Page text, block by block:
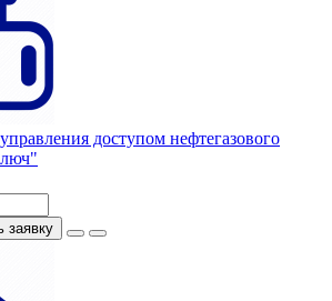
доступом нефтегазового
заявку